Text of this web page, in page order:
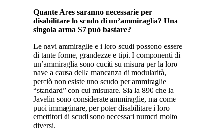
Quante Ares saranno necessarie per
disabilitare lo scudo di un’ammiraglia? Una
singola arma S7 può bastare?
Le navi ammiraglie e i loro scudi possono essere
di tante forme, grandezze e tipi. I componenti di
un’ammiraglia sono cuciti su misura per la loro
nave a causa della mancanza di modularità,
perciò non esiste uno scudo per ammiraglie
“standard” con cui misurare. Sia la 890 che la
Javelin sono considerate ammiraglie, ma come
puoi immaginare, per poter disabilitare i loro
emettitori di scudi sono necessari numeri molto
diversi.